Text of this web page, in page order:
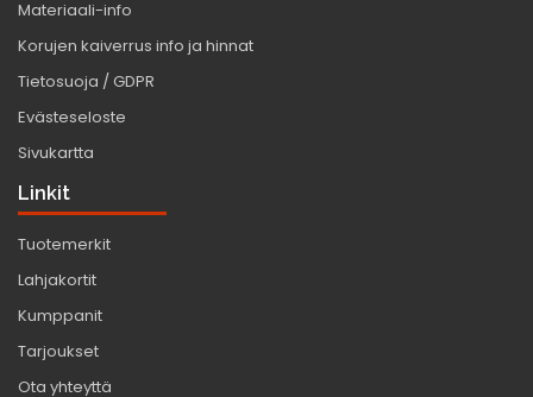
Materiaali-info
Korujen kaiverrus info ja hinnat
Tietosuoja / GDPR
Evästeseloste
Sivukartta
Linkit
Tuotemerkit
Lahjakortit
Kumppanit
Tarjoukset
Ota yhteyttä